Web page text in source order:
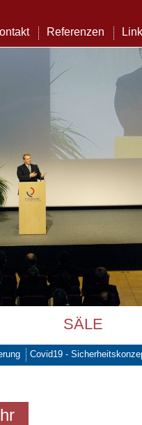
Referenzen
SÄLE
Covid19 -